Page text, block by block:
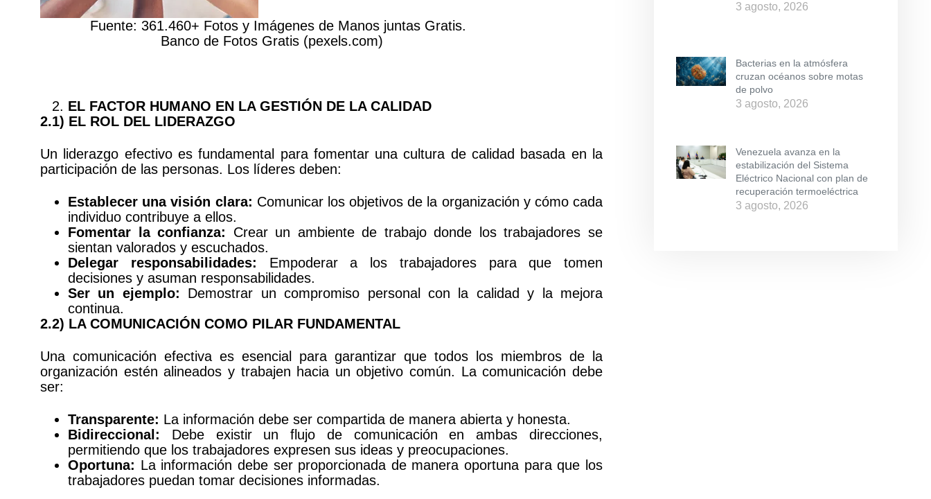
Fuente: 361.460+ Fotos y Imágenes de Manos juntas Gratis.
Banco de Fotos Gratis (pexels.com)
EL FACTOR HUMANO EN LA GESTIÓN DE LA CALIDAD
2.1) EL ROL DEL LIDERAZGO
Un liderazgo efectivo es fundamental para fomentar una cultura de calidad basada en la
participación de las personas. Los líderes deben:
Establecer una visión clara: Comunicar los objetivos de la organización y cómo cada
individuo contribuye a ellos.
Fomentar la confianza: Crear un ambiente de trabajo donde los trabajadores se
sientan valorados y escuchados.
Delegar responsabilidades: Empoderar a los trabajadores para que tomen
decisiones y asuman responsabilidades.
Ser un ejemplo: Demostrar un compromiso personal con la calidad y la mejora
continua.
2.2) LA COMUNICACIÓN COMO PILAR FUNDAMENTAL
Una comunicación efectiva es esencial para garantizar que todos los miembros de la
organización estén alineados y trabajen hacia un objetivo común. La comunicación debe
ser:
Transparente: La información debe ser compartida de manera abierta y honesta.
Bidireccional: Debe existir un flujo de comunicación en ambas direcciones,
permitiendo que los trabajadores expresen sus ideas y preocupaciones.
Oportuna: La información debe ser proporcionada de manera oportuna para que los
trabajadores puedan tomar decisiones informadas.
3 agosto, 2026
Bacterias en la atmósfera
cruzan océanos sobre motas
de polvo
3 agosto, 2026
Venezuela avanza en la
estabilización del Sistema
Eléctrico Nacional con plan de
recuperación termoeléctrica
3 agosto, 2026